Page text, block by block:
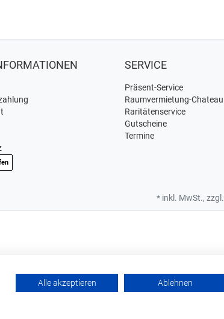
SERVICE
Präsent-Service
Raumvermietung-Chateau
Raritätenservice
Gutscheine
Termine
* inkl. MwSt., zzgl.
Alle akzeptieren Ablehnen